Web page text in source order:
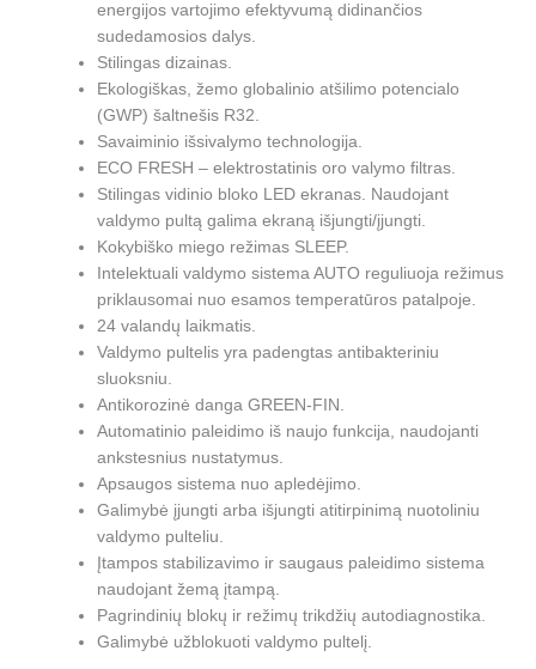
energijos vartojimo efektyvumą didinančios
sudedamosios dalys.
Stilingas dizainas.
Ekologiškas, žemo globalinio atšilimo potencialo
(GWP) šaltnešis R32.
Savaiminio išsivalymo technologija.
ECO FRESH – elektrostatinis oro valymo filtras.
Stilingas vidinio bloko LED ekranas. Naudojant
valdymo pultą galima ekraną išjungti/įjungti.
Kokybiško miego režimas SLEEP.
Intelektuali valdymo sistema AUTO reguliuoja režimus
priklausomai nuo esamos temperatūros patalpoje.
24 valandų laikmatis.
Valdymo pultelis yra padengtas antibakteriniu
sluoksniu.
Antikorozinė danga GREEN-FIN.
Automatinio paleidimo iš naujo funkcija, naudojanti
ankstesnius nustatymus.
Apsaugos sistema nuo apledėjimo.
Galimybė įjungti arba išjungti atitirpinimą nuotoliniu
valdymo pulteliu.
Įtampos stabilizavimo ir saugaus paleidimo sistema
naudojant žemą įtampą.
Pagrindinių blokų ir režimų trikdžių autodiagnostika.
Galimybė užblokuoti valdymo pultelį.